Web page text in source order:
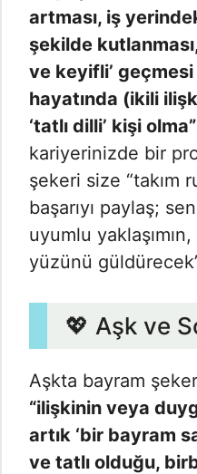
artması, iş
şekilde
ve keyifli’
hayatında (ikili
‘tatlı dilli’ kişi olma”
kariyerinizde bir
şekeri size “takım
başarıyı paylaş;
uyumlu
yüzünü
💖 Aşk ve
Aşkta bayram
“ilişkinin veya
artık ‘bir bayram
ve tatlı olduğu,